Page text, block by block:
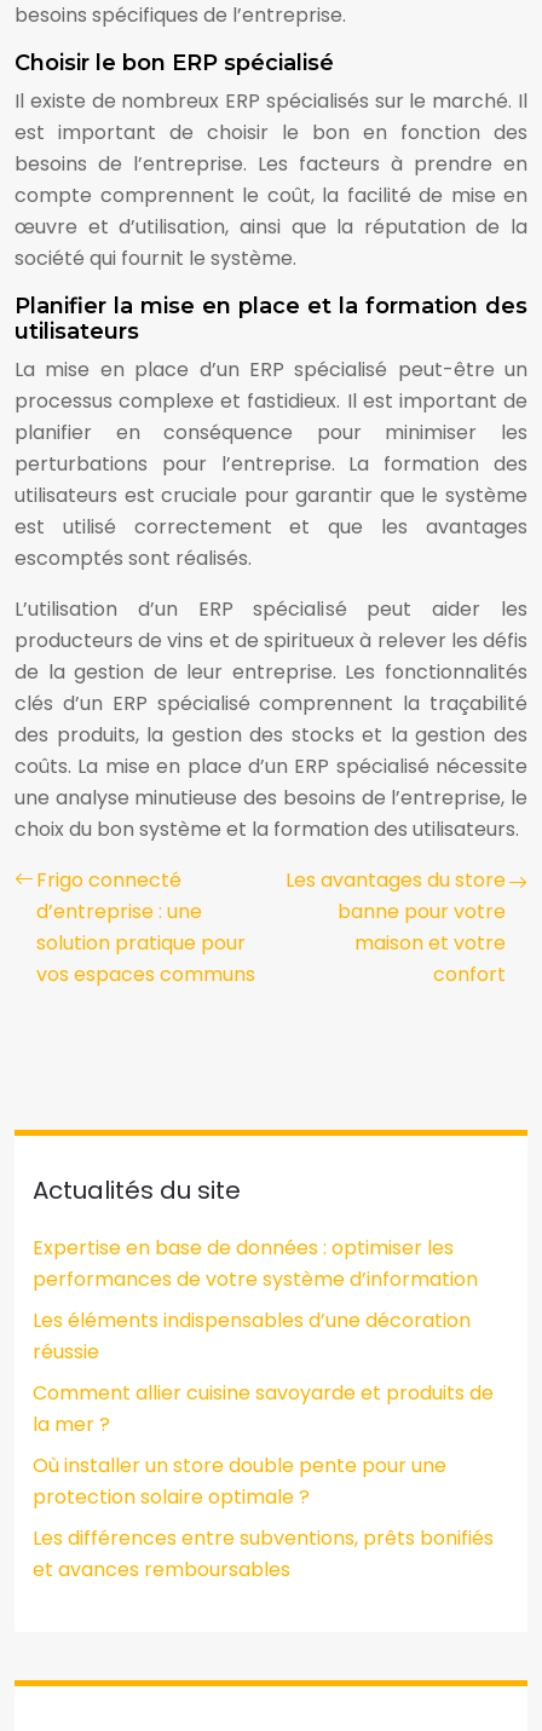
besoins spécifiques de l’entreprise.
Choisir le bon ERP spécialisé
Il existe de nombreux ERP spécialisés sur le marché. Il
est important de choisir le bon en fonction des
besoins de l’entreprise. Les facteurs à prendre en
compte comprennent le coût, la facilité de mise en
œuvre et d’utilisation, ainsi que la réputation de la
société qui fournit le système.
Planifier la mise en place et la formation des
utilisateurs
La mise en place d’un ERP spécialisé peut-être un
processus complexe et fastidieux. Il est important de
planifier en conséquence pour minimiser les
perturbations pour l’entreprise. La formation des
utilisateurs est cruciale pour garantir que le système
est utilisé correctement et que les avantages
escomptés sont réalisés.
L’utilisation d’un ERP spécialisé peut aider les
producteurs de vins et de spiritueux à relever les défis
de la gestion de leur entreprise. Les fonctionnalités
clés d’un ERP spécialisé comprennent la traçabilité
des produits, la gestion des stocks et la gestion des
coûts. La mise en place d’un ERP spécialisé nécessite
une analyse minutieuse des besoins de l’entreprise, le
choix du bon système et la formation des utilisateurs.
Frigo connecté
d’entreprise : une
solution pratique pour
vos espaces communs
Les avantages du store
banne pour votre
maison et votre
confort
Actualités du site
Expertise en base de données : optimiser les
performances de votre système d’information
Les éléments indispensables d’une décoration
réussie
Comment allier cuisine savoyarde et produits de
la mer ?
Où installer un store double pente pour une
protection solaire optimale ?
Les différences entre subventions, prêts bonifiés
et avances remboursables